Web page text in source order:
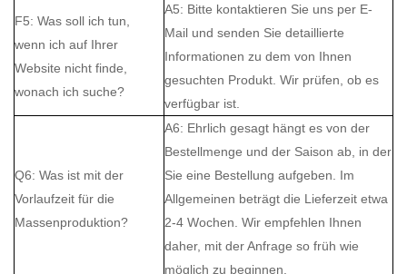
F5: Was soll ich tun,
wenn ich auf Ihrer
Website nicht finde,
wonach ich suche?
A5: Bitte kontaktieren Sie uns per E-
Mail und senden Sie detaillierte
Informationen zu dem von Ihnen
gesuchten Produkt. Wir prüfen, ob es
verfügbar ist.
Q6: Was ist mit der
Vorlaufzeit für die
Massenproduktion?
A6: Ehrlich gesagt hängt es von der
Bestellmenge und der Saison ab, in der
Sie eine Bestellung aufgeben. Im
Allgemeinen beträgt die Lieferzeit etwa
2-4 Wochen. Wir empfehlen Ihnen
daher, mit der Anfrage so früh wie
möglich zu beginnen.